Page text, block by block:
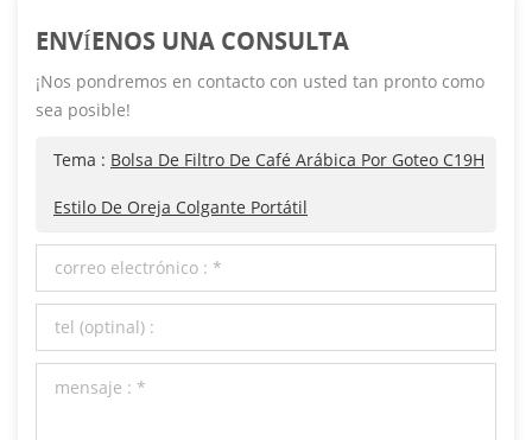
ENVÍENOS UNA CONSULTA
¡Nos pondremos en contacto con usted tan pronto como
sea posible!
Tema : Bolsa De Filtro De Café Arábica Por Goteo C19H
Estilo De Oreja Colgante Portátil